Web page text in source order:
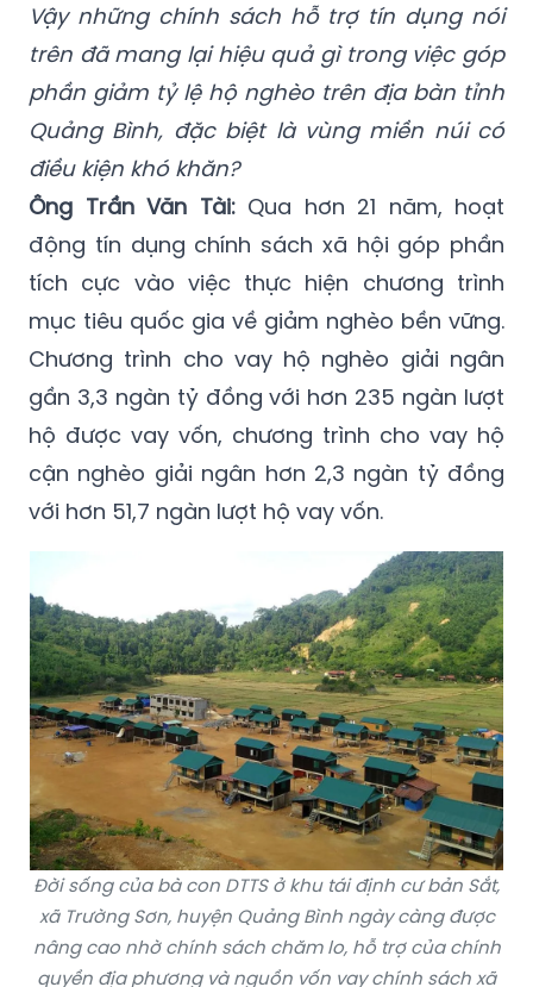
Vậy những chính sách hỗ trợ tín dụng nói
trên đã mang lại hiệu quả gì trong việc góp
phần giảm tỷ lệ hộ nghèo trên địa bàn tỉnh
Quảng Bình, đặc biệt là vùng miền núi có
điều kiện khó khăn?
Ông Trần Văn Tài: Qua hơn 21 năm, hoạt
động tín dụng chính sách xã hội góp phần
tích cực vào việc thực hiện chương trình
mục tiêu quốc gia về giảm nghèo bền vững.
Chương trình cho vay hộ nghèo giải ngân
gần 3,3 ngàn tỷ đồng với hơn 235 ngàn lượt
hộ được vay vốn, chương trình cho vay hộ
cận nghèo giải ngân hơn 2,3 ngàn tỷ đồng
với hơn 51,7 ngàn lượt hộ vay vốn.
Đời sống của bà con DTTS ở khu tái định cư bản Sắt,
xã Trường Sơn, huyện Quảng Bình ngày càng được
nâng cao nhờ chính sách chăm lo, hỗ trợ của chính
quyền địa phương và nguồn vốn vay chính sách xã